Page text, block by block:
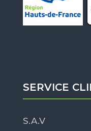
SERVICE
S.A.V